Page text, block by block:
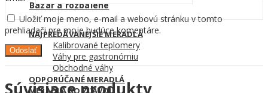
Bazár a rozbalené
NAJPREDÁVANEJŠIE MERADLÁ
Kalibrované teplomery
Váhy pre gastronómiu
Obchodné váhy
ODPORÚČANÉ MERADLÁ
MERADLÁ SO ZĽAVOU
Uložiť moje meno, e-mail a webovú stránku v tomto
prehliadači pre moje budúce komentáre.